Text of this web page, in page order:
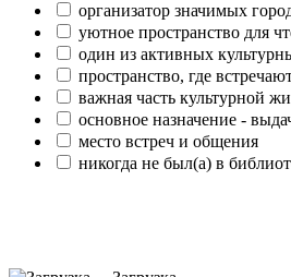
организатор значимых
уютное пространство для
один из активных
пространство, где
важная часть культурной
основное назначение -
место встреч и общения
никогда не был(а) в